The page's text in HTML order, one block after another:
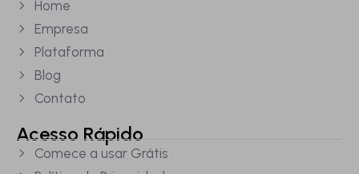
Home
Empresa
Plataforma
Blog
Contato
Acesso Rápido
Comece a usar Grátis